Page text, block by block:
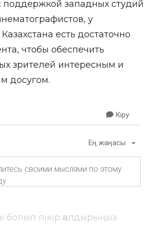
западных студий
у
есть достаточно
чтобы обеспечить
зрителей интересным и
досугом.
Кіру
Ең жаңасы
болып пікір қалдырыңыз